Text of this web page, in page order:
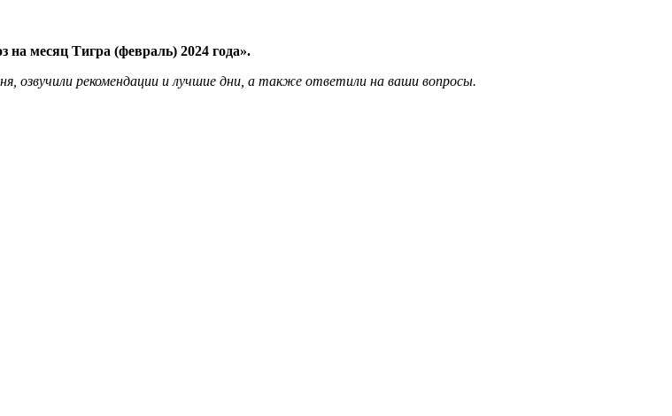
на месяц Тигра (февраль) 2024 года».
озвучили рекомендации и лучшие дни, а также ответили на ваши вопросы.